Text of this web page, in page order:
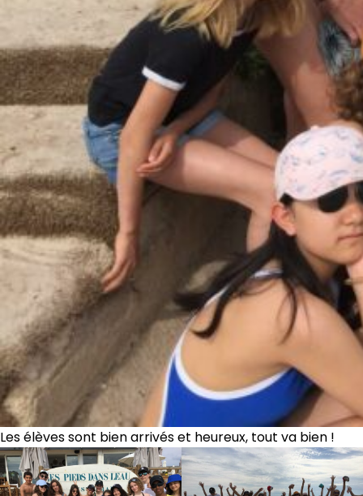
Les élèves sont bien arrivés et heureux, tout va bien !